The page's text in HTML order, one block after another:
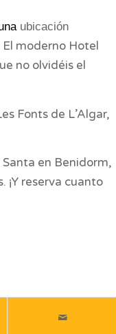
ubicación
El moderno Hotel
no olvidéis el
Fonts de L’Algar,
en Benidorm,
reserva cuanto